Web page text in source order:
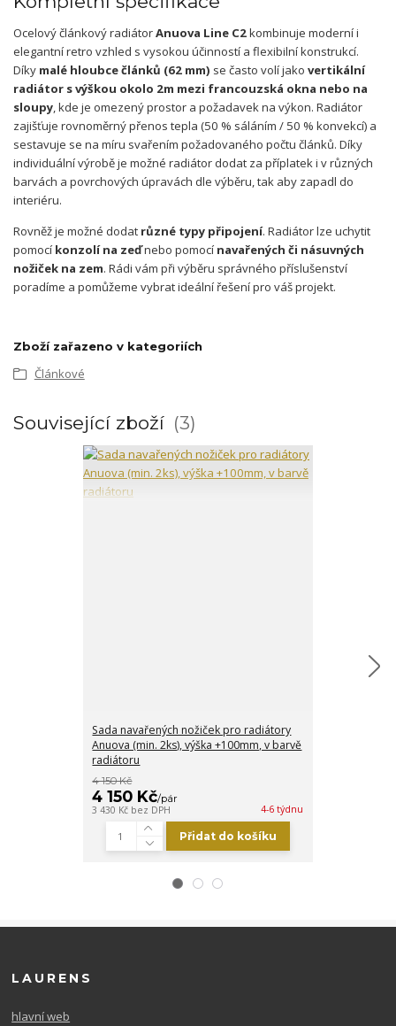
Ocelový článkový radiátorAnuova Line C2kombinuje moderní i
elegantní retro vzhled s vysokou účinností a flexibilní konstrukcí.
Díky malé hloubce článků (62 mm) se často volí jako vertikální
radiátor s výškou okolo 2m mezi francouzská okna nebo na
sloupy, kde je omezený prostor a požadavek na výkon. Radiátor
zajišťuje rovnoměrný přenos tepla (50 % sáláním / 50 % konvekcí) a
sestavuje se na míru svařením požadovaného počtu článků. Díky
individuální výrobě je možné radiátor dodat za příplatek i v různých
barvách a povrchových úpravách dle výběru, tak aby zapadl do
interiéru.
Rovněž je možné dodat různé typy připojení. Radiátor lze uchytit
pomocí konzolí na zeďnebo pomocí navařených či násuvných
nožiček na zem. Rádi vám při výběru správného příslušenství
poradíme a pomůžeme vybrat ideální řešení pro váš projekt.
Zboží zařazeno v kategoriích
Článkové
Související zboží 3
Sada navařených nožiček pro radiátory
Anuova (min. 2ks), výška +100mm, v barvě
radiátoru
4 150 Kč
4 150 Kč/pár
3 430 Kč bez DPH 4-6 týdnu
Přidat do košíku
LAURENS
hlavní web